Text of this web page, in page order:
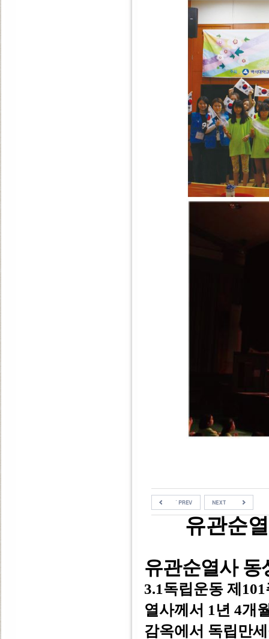
유관순
유관순열사 동
3.1독립운동 제
열사께서 1년 4개
감옥에서 독립만